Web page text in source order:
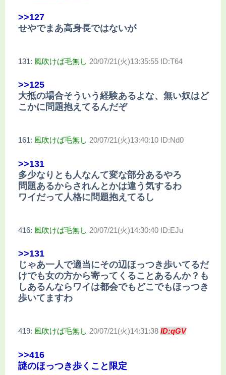
>>127
せやでまあ高身長ではないが
131: 風吹けば毛無し 20/07/21(火)13:35:55 ID:T64
>>125
大抵の場合そういう経験あるよな、無い奴はど
こかに問題抱えてるんだぞ
161: 風吹けば毛無し 20/07/21(火)13:40:10 ID:Nd0
>>131
多少なりとも人なんて変な部分あるやろ
問題あるからされんとかは違う気するわ
ワイだって人格に問題抱えてるし
416: 風吹けば毛無し 20/07/21(火)14:30:40 ID:EJu
>>131
じゃあ一人で適当にその辺ほっつき歩いてるだ
けでも女の方から寄ってくることあるんか？も
しあるんならワイは都会でもどこでもほっつき
歩いてますわ
419: 風吹けば毛無し 20/07/21(火)14:31:38 ID:qGV
>>416
謎のほっつき歩くこと限定